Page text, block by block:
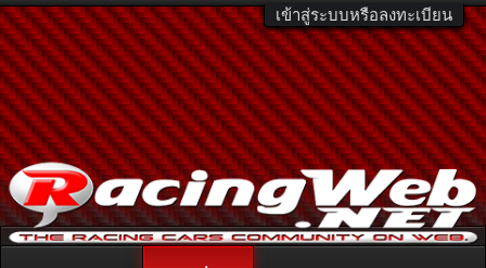
เข้าสู่ระบบหรือลงทะเบียน